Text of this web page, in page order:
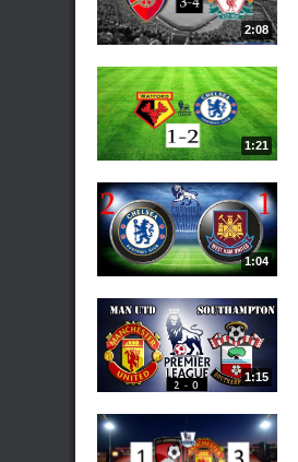
2:08
1:21
1:04
1:15